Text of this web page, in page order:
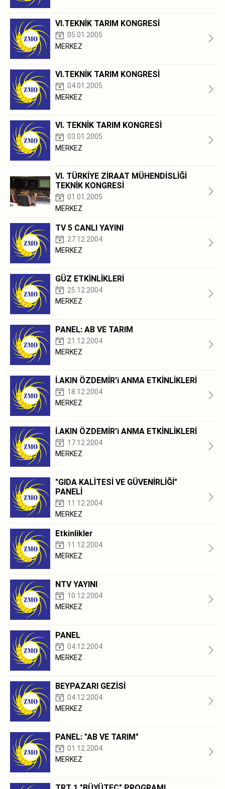
VI.TEKNİK TARIM KONGRESİ
05.01.2005
MERKEZ
VI.TEKNİK TARIM KONGRESİ
04.01.2005
MERKEZ
VI. TEKNİK TARIM KONGRESİ
03.01.2005
MERKEZ
VI. TÜRKİYE ZİRAAT MÜHENDİSLİĞİ
TEKNİK KONGRESİ
01.01.2005
MERKEZ
TV 5 CANLI YAYINI
27.12.2004
MERKEZ
GÜZ ETKİNLİKLERİ
25.12.2004
MERKEZ
PANEL: AB VE TARIM
21.12.2004
MERKEZ
İ.AKIN ÖZDEMİR'i ANMA ETKİNLİKLERİ
18.12.2004
MERKEZ
İ.AKIN ÖZDEMİR'i ANMA ETKİNLİKLERİ
17.12.2004
MERKEZ
"GIDA KALİTESİ VE GÜVENİRLİĞİ"
PANELİ
11.12.2004
MERKEZ
Etkinlikler
11.12.2004
MERKEZ
NTV YAYINI
10.12.2004
MERKEZ
PANEL
04.12.2004
MERKEZ
BEYPAZARI GEZİSİ
04.12.2004
MERKEZ
PANEL: "AB VE TARIM"
01.12.2004
MERKEZ